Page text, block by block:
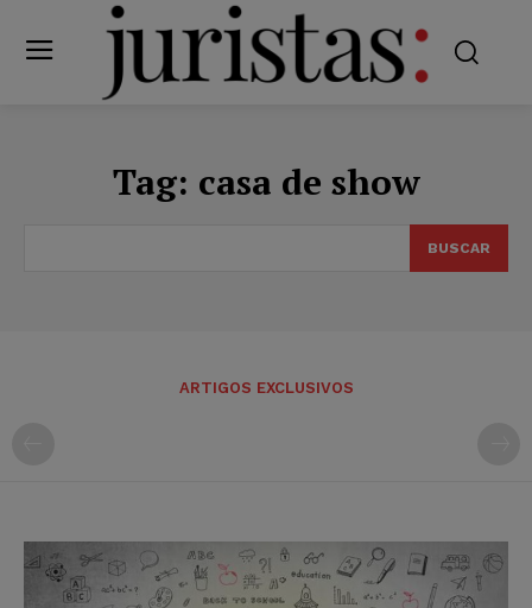
Tag: casa de show
BUSCAR
ARTIGOS EXCLUSIVOS